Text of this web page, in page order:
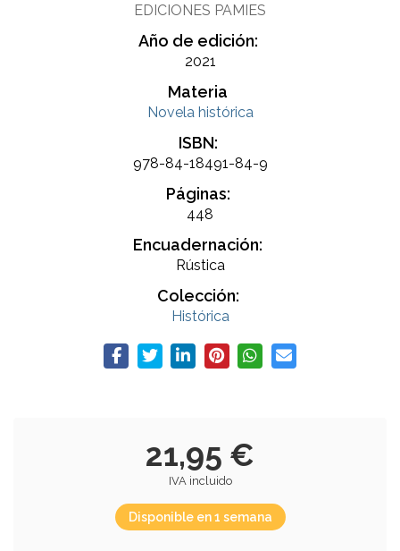
EDICIONES PAMIES
Año de edición:
2021
Materia
Novela histórica
ISBN:
978-84-18491-84-9
Páginas:
448
Encuadernación:
Rústica
Colección:
Histórica
21,95 €
IVA incluido
Disponible en 1 semana